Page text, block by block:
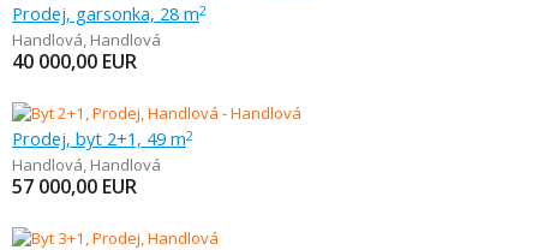
Prodej, garsonka, 28 m2
Handlová, Handlová
40 000,00 EUR
Prodej, byt 2+1, 49 m2
Handlová, Handlová
57 000,00 EUR